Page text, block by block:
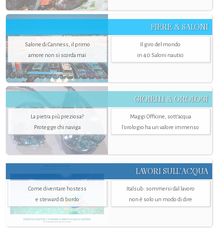
FIERE & SALONI
Salone di Canness, il primo
amore non si scorda mai
Il giro del mondo
in 40 Saloni nautici
GIOIELLI & OROLOGI
La pietra più preziosa?
Protegge chi naviga
Maggi Officine, sott’acqua
l'orologio ha un valore immenso
LAVORI SULL’ACQUA
Come diventare hostess
e steward di bordo
Italsub: sommersi dal lavoro
non è solo un modo di dire